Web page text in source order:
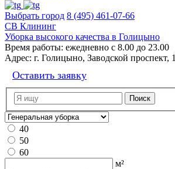
Выбрать город 8 (495) 461-07-66
СВ Клининг
Уборка высокого качества в Голицыно
Время работы: ежедневно с 8.00 до 23.00
Адрес: г. Голицыно, Заводской проспект, 1
Оставить заявку
40
50
60
м²